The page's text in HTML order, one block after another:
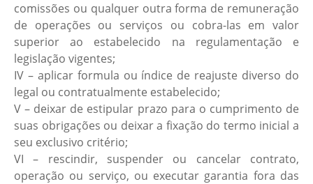
comissões ou qualquer outra forma de remuneração
de operações ou serviços ou cobra-las em valor
superior ao estabelecido na regulamentação e
legislação vigentes;
IV – aplicar formula ou índice de reajuste diverso do
legal ou contratualmente estabelecido;
V – deixar de estipular prazo para o cumprimento de
suas obrigações ou deixar a fixação do termo inicial a
seu exclusivo critério;
VI – rescindir, suspender ou cancelar contrato,
operação ou serviço, ou executar garantia fora das